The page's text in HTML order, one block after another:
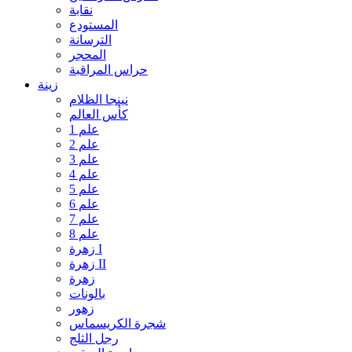
نقابة
المستودع
الترسانة
المحجر
حراس المراقبة
زينة
نينجا الظلام
كأس العالم
علم 1
علم 2
علم 3
علم 4
علم 5
علم 6
علم 7
علم 8
زهرة I
زهرة II
زهرة
بالونات
زهور
شجرة الكريسماس
رجل الثلج